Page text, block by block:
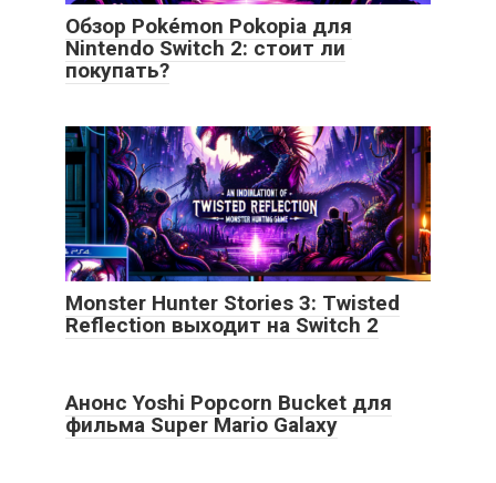
Обзор Pokémon Pokopia для
Nintendo Switch 2: стоит ли
покупать?
Monster Hunter Stories 3: Twisted
Reflection выходит на Switch 2
Анонс Yoshi Popcorn Bucket для
фильма Super Mario Galaxy